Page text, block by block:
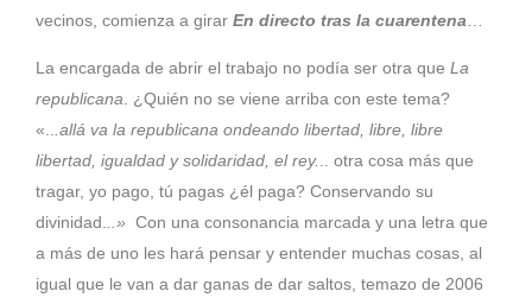
vecinos, comienza a girar En directo tras la cuarentena
La encargada de abrir el trabajo no podía ser otra que La
republicana . ¿Quién no se viene arriba con este tema?
«..
.allá va la republicana ondeando libertad, libre, libre
libertad, igualdad y solidaridad, el rey.
.. otra cosa más que
tragar, yo pago, tú pagas ¿él paga? Conservando su
divinidad.
..» Con una consonancia marcada y una letra que
a más de uno les hará pensar y entender muchas cosas, al
igual que le van a dar ganas de dar saltos, temazo de 2006